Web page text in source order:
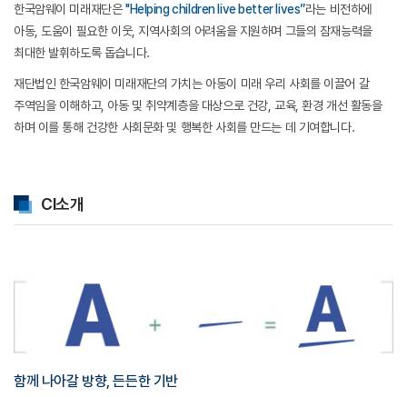
한국암웨이 미래재단은"Helping children live better lives”라는 비전하에
아동, 도움이 필요한 이웃, 지역사회의 어려움을 지원하며 그들의 잠재능력을
최대한 발휘하도록 돕습니다.
재단법인 한국암웨이 미래재단의 가치는 아동이 미래 우리 사회를 이끌어 갈
주역임을 이해하고, 아동 및 취약계층을 대상으로 건강, 교육, 환경 개선 활동을
하며 이를 통해 건강한 사회문화 및 행복한 사회를 만드는 데 기여합니다.
CI소개
함께 나아갈 방향, 든든한 기반